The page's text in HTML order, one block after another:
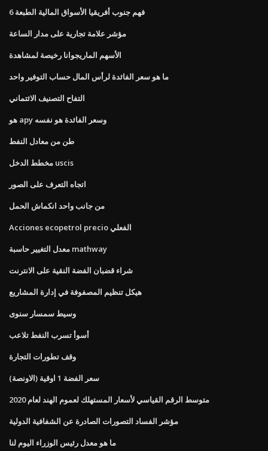
فهم جنوب أفريقيا الأسواق المالية الطبعة 6
مؤشر علامة تجارية على مدار الساعة
الأسهم الماريجوانا رخيصة لمشاهدة
ما هو سعر الفائدة لرأس المال حساب التوفير واحد
التفاح التصنيف الائتماني
هو apy وسعر الفائدة هو نفسه
طن من معادل النفط
مخطط الدخل uscis
اتجاه التعرف على الصور
من جانب واحد انكماش الحمل
Acciones ecopetrol precio الفعلي
معدل التغيير حاسبة mathway
شراء قضبان الفضة النقية على الانترنت
هيكل تنظيم المصفوفة في إدارة المشاريع
وسيط سمسار سنوى
أسوأ تسرب النفط تلاعب
وقف تطورات التجارة
سعر الفضة 1 اوقية (الاونصة)
متوسط ​​الرقم القياسي لأسعار المستهلك لعموم الهند لعام 2020
مؤشر الفساد التصورات الصادرة عن الشفافية الدولية
ما هو معدل رئيس الوزراء اليوم لنا